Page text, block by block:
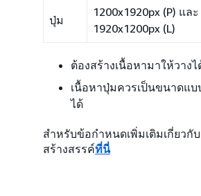
ปุ่ม
1200x1920px (P) และ
1920x1200px (L)
ต้องสร้างเนื้อหามาให้วา
เนื้อหาปุ่มควรเป็นขนาดแ
ได้
สำหรับข้อกำหนดเพิ่มเติมเกี่ยว
สร้างสรรค์ที่นี่